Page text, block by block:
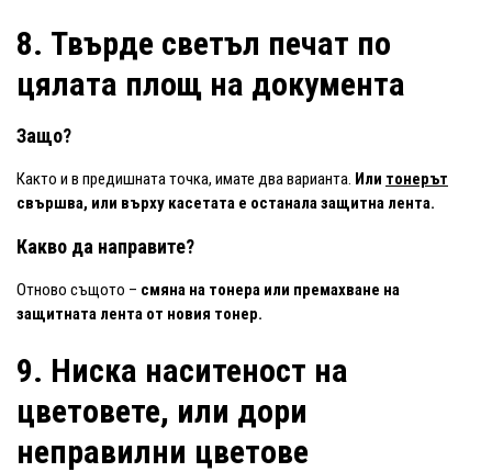
8. Твърде светъл печат по
цялата площ на документа
Защо?
Както и в предишната точка, имате два варианта. Или тонерът
свършва, или върху касетата е останала защитна лента.
Какво да направите?
Отново същото – смяна на тонера или премахване на
защитната лента от новия тонер.
9. Ниска наситеност на
цветовете, или дори
неправилни цветове